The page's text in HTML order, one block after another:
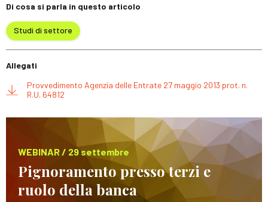
Di cosa si parla in questo articolo
Studi di settore
Allegati
Provvedimento Agenzia delle Entrate 27 maggio 2013 prot. n.
R.U. 64812
WEBINAR / 29 settembre
Pignoramento presso terzi e
ruolo della banca